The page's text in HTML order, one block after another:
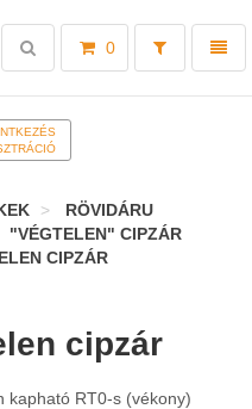
Toggle
0
Toggle
search
RÖVIDÁRU
"VÉGTELEN" CIPZÁR
CIPZÁR
cipzár
kapható RT0-s (vékony)